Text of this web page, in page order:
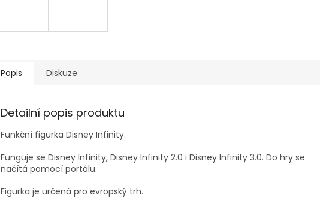
Popis Diskuze
Detailní popis produktu
Funkční figurka Disney Infinity.
Funguje se Disney Infinity, Disney Infinity 2.0 i Disney Infinity 3.0. Do hry se
načítá pomocí portálu.
Figurka je určená pro evropský trh.